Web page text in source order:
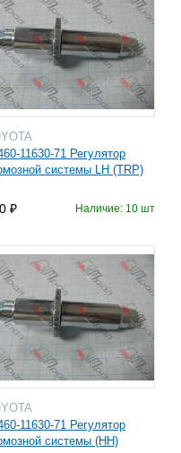
11630-71 Регулятор
системы LH (TRP)
Наличие: 10 шт
11630-71 Регулятор
системы (HH)